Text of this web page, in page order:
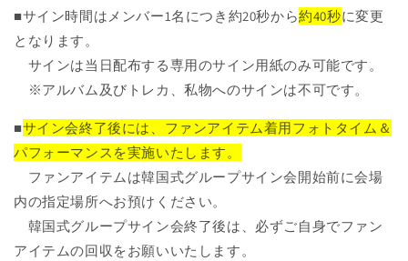
■サイン時間はメンバー1名につき約20秒から約40秒に変更
となります。
サインは当日配布する専用のサイン用紙のみ可能です。
※アルバム及びトレカ、私物へのサインは不可です。
■サイン会終了後には、ファンアイテム着用フォトタイム＆
パフォーマンスを実施いたします。
ファンアイテムは韓国式グループサイン会開始前に会場
内の指定場所へお預けください。
韓国式グループサイン会終了後は、必ずご自身でファン
アイテムの回収をお願いいたします。